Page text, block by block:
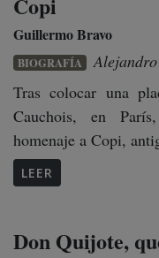
Guillermo Bravo
BIOGRAFÍA
Tras colocar una
Cauchois, en
homenaje a Copi,
LEER
Don Quijote,